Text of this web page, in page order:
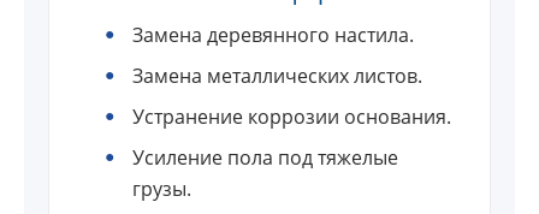
Замена деревянного настила.
Замена металлических листов.
Устранение коррозии основания.
Усиление пола под тяжелые
грузы.